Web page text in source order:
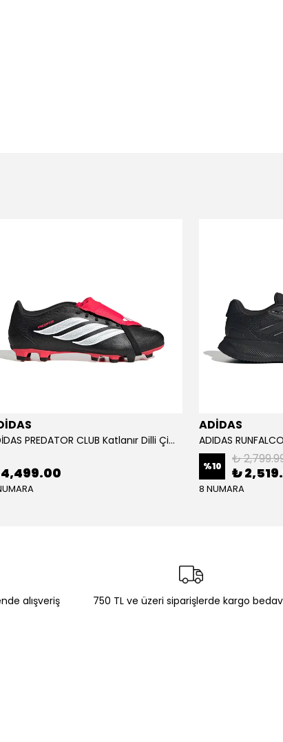
ADİDAS PREDATOR CLUB Katlanır Dilli Çim Saha/Çoklu Zemin Kramponu JR3330
ADİDAS
%10 ₺
₺
8 NUMARA
alışveriş 750 TL ve üzeri siparişlerde kargo